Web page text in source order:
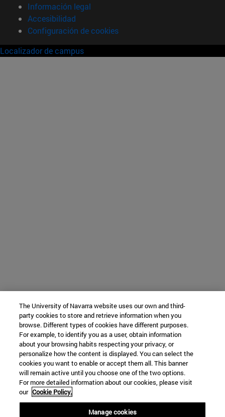
Información legal
Accesibilidad
Configuración de cookies
Localizador de campus
The University of Navarra website uses our own and third-
party cookies to store and retrieve information when you
browse. Different types of cookies have different purposes.
For example, to identify you as a user, obtain information
about your browsing habits respecting your privacy, or
personalize how the content is displayed. You can select the
cookies you want to enable or accept them all. This banner
will remain active until you choose one of the two options.
For more detailed information about our cookies, please visit
our Cookie Policy.
Manage cookies